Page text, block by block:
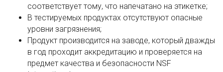
соответствует тому, что напечатано на этикетке;
В тестируемых продуктах отсутствуют опасные
уровни загрязнения;
Продукт производится на заводе, который дважды
в год проходит аккредитацию и проверяется на
предмет качества и безопасности NSF